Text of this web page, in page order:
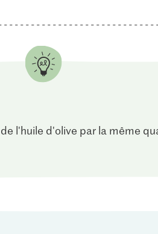
l'huile d'olive par la même